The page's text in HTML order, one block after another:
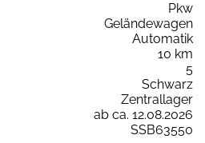
Pkw
Geländewagen
Automatik
10 km
5
Schwarz
Zentrallager
ab ca. 12.08.2026
SSB63550